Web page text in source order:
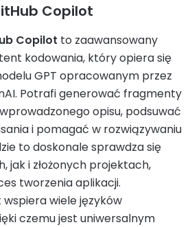
Copilot
Copilot to zaawansowany
kodowania, który opiera się
GPT opracowanym przez
Potrafi generować fragmenty
opisu, podsuwać
i pomagać w rozwiązywaniu
to doskonale sprawdza się
jak i złożonych projektach,
tworzenia aplikacji.
wiele języków
czemu jest uniwersalnym